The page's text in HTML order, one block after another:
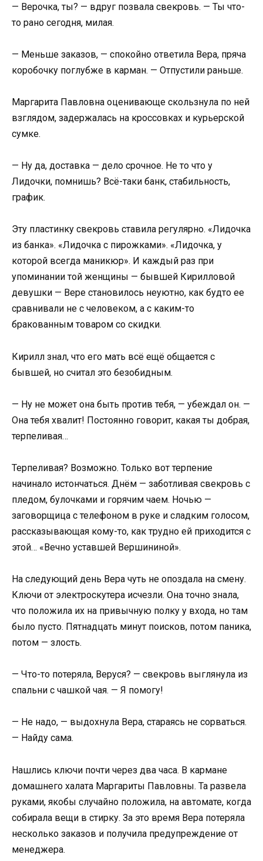
— Верочка, ты? — вдруг позвала свекровь. — Ты что-
то рано сегодня, милая.
— Меньше заказов, — спокойно ответила Вера, пряча
коробочку поглубже в карман. — Отпустили раньше.
Маргарита Павловна оценивающе скользнула по ней
взглядом, задержалась на кроссовках и курьерской
сумке.
— Ну да, доставка — дело срочное. Не то что у
Лидочки, помнишь? Всё-таки банк, стабильность,
график.
Эту пластинку свекровь ставила регулярно. «Лидочка
из банка». «Лидочка с пирожками». «Лидочка, у
которой всегда маникюр». И каждый раз при
упоминании той женщины — бывшей Кирилловой
девушки — Вере становилось неуютно, как будто ее
сравнивали не с человеком, а с каким-то
бракованным товаром со скидки.
Кирилл знал, что его мать всё ещё общается с
бывшей, но считал это безобидным.
— Ну не может она быть против тебя, — убеждал он. —
Она тебя хвалит! Постоянно говорит, какая ты добрая,
терпеливая…
Терпеливая? Возможно. Только вот терпение
начинало истончаться. Днём — заботливая свекровь с
пледом, булочками и горячим чаем. Ночью —
заговорщица с телефоном в руке и сладким голосом,
рассказывающая кому-то, как трудно ей приходится с
этой… «Вечно уставшей Вершининой».
На следующий день Вера чуть не опоздала на смену.
Ключи от электроскутера исчезли. Она точно знала,
что положила их на привычную полку у входа, но там
было пусто. Пятнадцать минут поисков, потом паника,
потом — злость.
— Что-то потеряла, Веруся? — свекровь выглянула из
спальни с чашкой чая. — Я помогу!
— Не надо, — выдохнула Вера, стараясь не сорваться.
— Найду сама.
Нашлись ключи почти через два часа. В кармане
домашнего халата Маргариты Павловны. Та развела
руками, якобы случайно положила, на автомате, когда
собирала вещи в стирку. За это время Вера потеряла
несколько заказов и получила предупреждение от
менеджера.